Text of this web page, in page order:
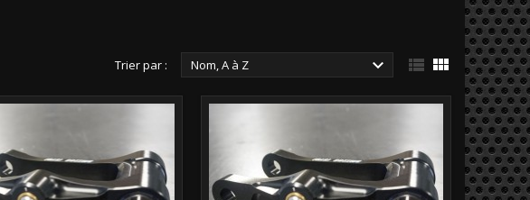
Trier par : Nom, A à Z   